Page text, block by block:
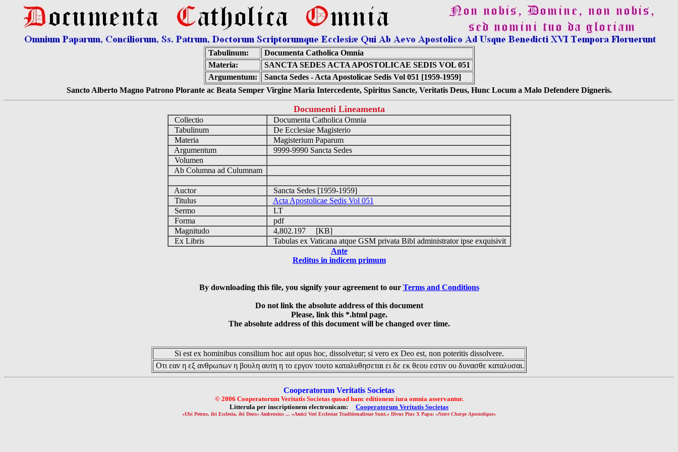
Tabulinum:
Documenta Catholica Omnia
Materia:
SANCTA SEDES ACTA APOSTOLICAE SEDIS VOL 051
Argumentum:
Sancta Sedes - Acta Apostolicae Sedis Vol 051 [1959-1959]
Sancto Alberto Magno Patrono Plorante ac Beata Semper Virgine Maria Intercedente, Spiritus Sancte, Veritatis Deus, Hunc Locum a Malo Defendere Digneris.
Documenti Lineamenta
Collectio
Documenta Catholica Omnia
Tabulinum
De Ecclesiae Magisterio
Materia
Magisterium Paparum
Argumentum
9999-9990 Sancta Sedes
Volumen
Ab Columna ad Culumnam
Auctor
Sancta Sedes [1959-1959]
Titulus
Acta Apostolicae Sedis Vol 051
Sermo
LT
Forma
pdf
Magnitudo
4,802.197 [KB]
Ex Libris
Tabulas ex Vaticana atque GSM privata Bibl administrator ipse exquisivit
Ante
Reditus in indicem primum
By downloading this file, you signify your agreement to our Terms and Conditions
Do not link the absolute address of this document
Please, link this *.html page.
The absolute address of this document will be changed over time.
Si est ex hominibus consilium hoc aut opus hoc, dissolvetur; si vero ex Deo est, non poteritis dissolvere.
Οτι εαν η εξ ανθρωπων η βουλη αυτη η το εργον τουτο καταλυθησεται ει δε εκ θεου εστιν ου δυνασθε καταλυσαι.
Cooperatorum Veritatis Societas
© 2006 Cooperatorum Veritatis Societas quoad hanc editionem iura omnia asservantur.
Litterula per inscriptionem electronicam: Cooperatorum Veritatis Societas
«Ubi Petrus, ibi Ecclesia, ibi Deus» Ambrosius ... «Amici Veri Ecclesiae Traditionalistae Sunt.» Divus Pius X Papa: «Notre Charge Apostolique»